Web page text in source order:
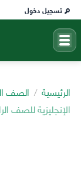
تسجيل دخول
الرئيسية الصف
الإنجليزية للصف